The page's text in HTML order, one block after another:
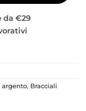
da €29
argento, Bracciali